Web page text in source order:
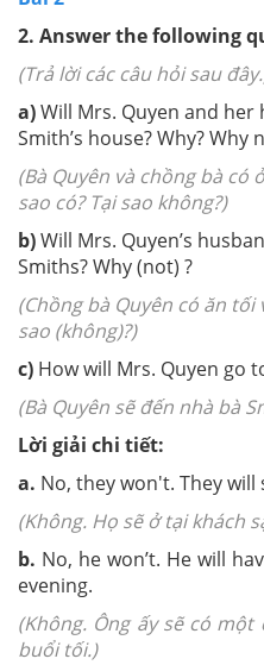
2. Answer the following
(Trả lời các câu hỏi sau
a)Will Mrs. Quyen and her
Smith’s house? Why? Why
(Bà Quyên và chồng bà có
sao có? Tại sao không?)
b)Will Mrs. Quyen’s
Smiths? Why (not) ?
(Chồng bà Quyên có ăn
sao (không)?)
c) How will Mrs. Quyen go
(Bà Quyên sẽ đến nhà bà
Lời giải chi tiết:
a. No, they won't. They will
(Không. Họ sẽ ở tại khách
b. No, he won’t. He will
evening.
(Không. Ông ấy sẽ có
buổi tối.)